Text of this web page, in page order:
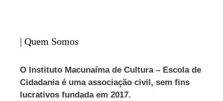
| Quem Somos
O Instituto Macunaíma de Cultura – Escola de
Cidadania é uma associação civil, sem fins
lucrativos fundada em 2017.